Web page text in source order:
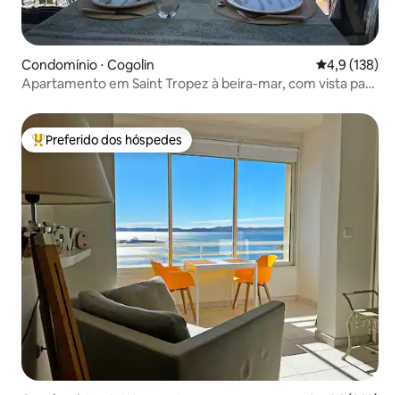
Condomínio ⋅ Cogolin 4,9 de uma
4,9 (138)
Apartamento em Saint Tropez à beira-mar, com vista para
Entre os melhores preferidos dos hóspedes
Preferido dos hóspedes